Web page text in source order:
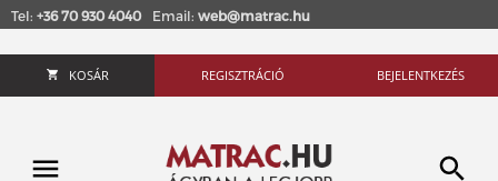
Tel: +36 70 930 4040 Email: web@matrac.hu
KOSÁR REGISZTRÁCIÓ BEJELENTKEZÉS